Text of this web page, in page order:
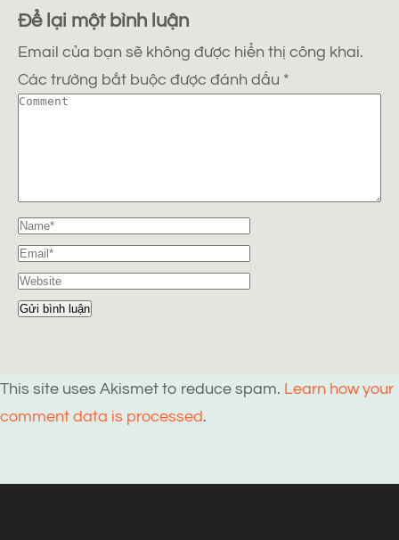
Để lại một bình luận
Email của bạn sẽ không được hiển thị công khai.
Các trường bắt buộc được đánh dấu *
This site uses Akismet to reduce spam. Learn how your
comment data is processed.